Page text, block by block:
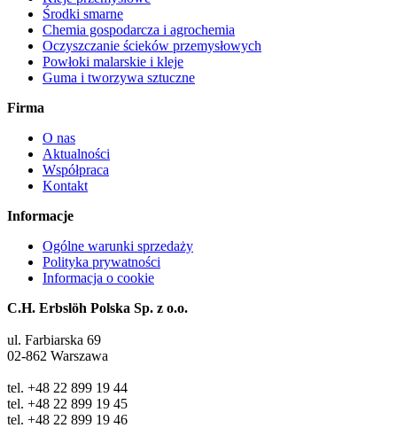
Środki smarne
Chemia gospodarcza i agrochemia
Oczyszczanie ścieków przemysłowych
Powłoki malarskie i kleje
Guma i tworzywa sztuczne
Firma
O nas
Aktualności
Współpraca
Kontakt
Informacje
Ogólne warunki sprzedaży
Polityka prywatności
Informacja o cookie
C.H. Erbslöh Polska Sp. z o.o.
ul. Farbiarska 69
02-862 Warszawa
tel. +48 22 899 19 44
tel. +48 22 899 19 45
tel. +48 22 899 19 46